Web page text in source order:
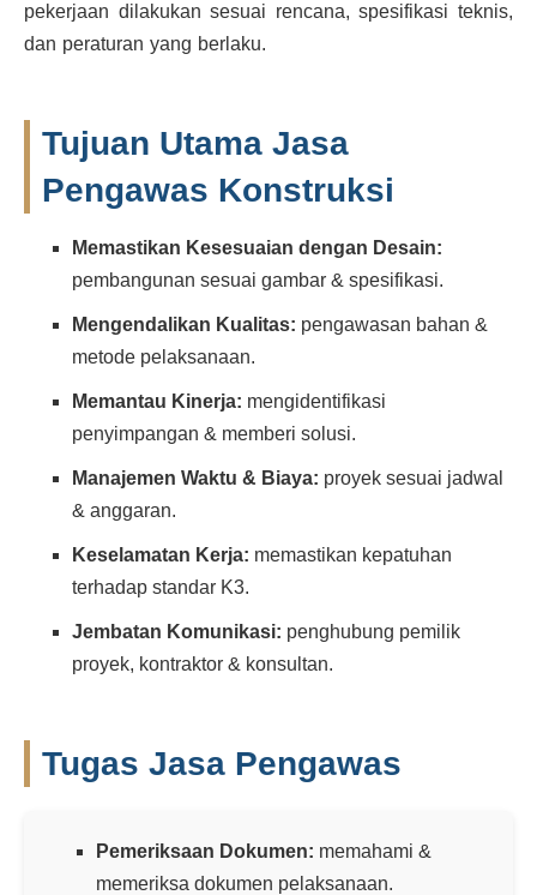
pekerjaan dilakukan sesuai rencana, spesifikasi teknis,
dan peraturan yang berlaku.
Tujuan Utama Jasa
Pengawas Konstruksi
Memastikan Kesesuaian dengan Desain:
pembangunan sesuai gambar & spesifikasi.
Mengendalikan Kualitas: pengawasan bahan &
metode pelaksanaan.
Memantau Kinerja: mengidentifikasi
penyimpangan & memberi solusi.
Manajemen Waktu & Biaya: proyek sesuai jadwal
& anggaran.
Keselamatan Kerja: memastikan kepatuhan
terhadap standar K3.
Jembatan Komunikasi: penghubung pemilik
proyek, kontraktor & konsultan.
Tugas Jasa Pengawas
Pemeriksaan Dokumen: memahami &
memeriksa dokumen pelaksanaan.